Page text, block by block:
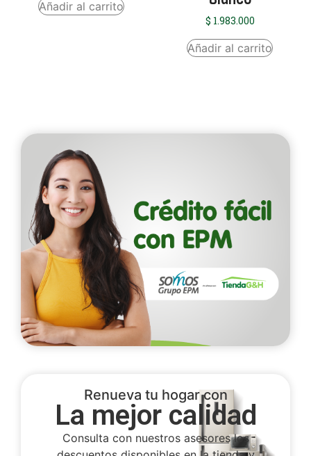
Añadir al carrito
$ 1.983.000
Añadir al carrito
Renueva tu hogar con
La mejor calidad
Consulta con nuestros asesores los